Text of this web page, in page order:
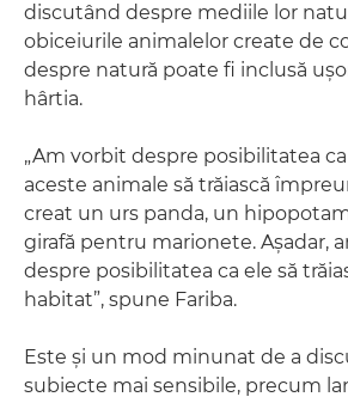
discutând despre mediile lor
obiceiurile animalelor create de
despre natură poate fi inclusă
hârtia.
„Am vorbit despre posibilitatea
aceste animale să trăiască
creat un urs panda, un
girafă pentru marionete. Aşadar,
despre posibilitatea ca ele să
habitat”, spune Fariba.
Este şi un mod minunat de a
subiecte mai sensibile, precum